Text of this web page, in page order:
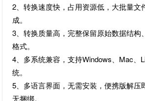
2、转换速度快，占用资源低，大批量文
成。
3、转换质量高，完整保留原始数据结构
格式。
4、多系统兼容，支持Windows、Mac、
统。
5、多语言界面，无需安装，便携版解压
无捆绑。